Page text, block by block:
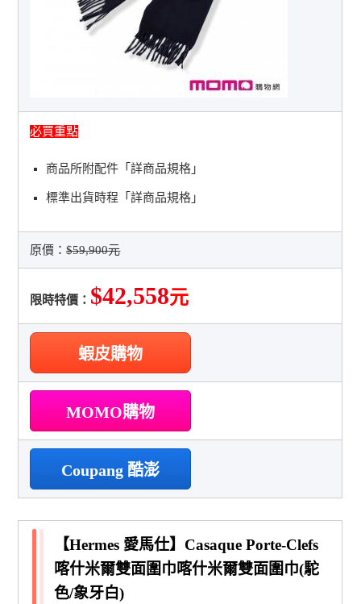
必買重點
商品所附配件「詳商品規格」
標準出貨時程「詳商品規格」
原價：$59,900元
限時特價： $42,558元
蝦皮購物
MOMO購物
Coupang 酷澎
【Hermes 愛馬仕】Casaque Porte-Clefs
喀什米爾雙面圍巾喀什米爾雙面圍巾(駝
色/象牙白)